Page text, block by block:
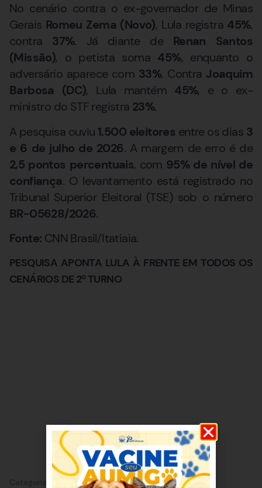
No cenário contra o ex-governador de Minas
Gerais Romeu Zema (Novo), Lula registra 45%,
contra 37%. Já diante de Renan Santos
(Missão), o petista soma 45%, enquanto o
adversário aparece com 33%. Contra Joaquim
Barbosa (DC), Lula mantém 45%, e o ex-
ministro do STF registra 23%.
A pesquisa ouviu 1.500 eleitores entre os dias 3
e 6 de julho de 2026. A margem de erro é de
2,5 pontos percentuais, com 95% de nível de
confiança. O levantamento está registrado no
Tribunal Superior Eleitoral (TSE) sob o número
BR-05628/2026.
Fonte: CNN Brasil/Itatiaia.
PESQUISA APONTA LULA À FRENTE EM TODOS OS
CENÁRIOS DE 2º TURNO
Notícia